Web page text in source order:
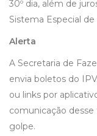
30º dia, além de
Sistema Especial
Alerta
A Secretaria de
envia boletos do
ou links por
comunicação
golpe.